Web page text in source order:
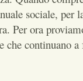
sociale, per
Per ora
continuano a